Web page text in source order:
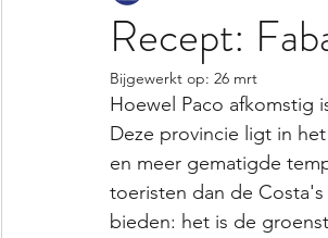
Recept:
Bijgewerkt op: 26 mrt
Hoewel Paco afkomstig
Deze provincie ligt in
en meer gematigde
toeristen dan de
bieden: het is de